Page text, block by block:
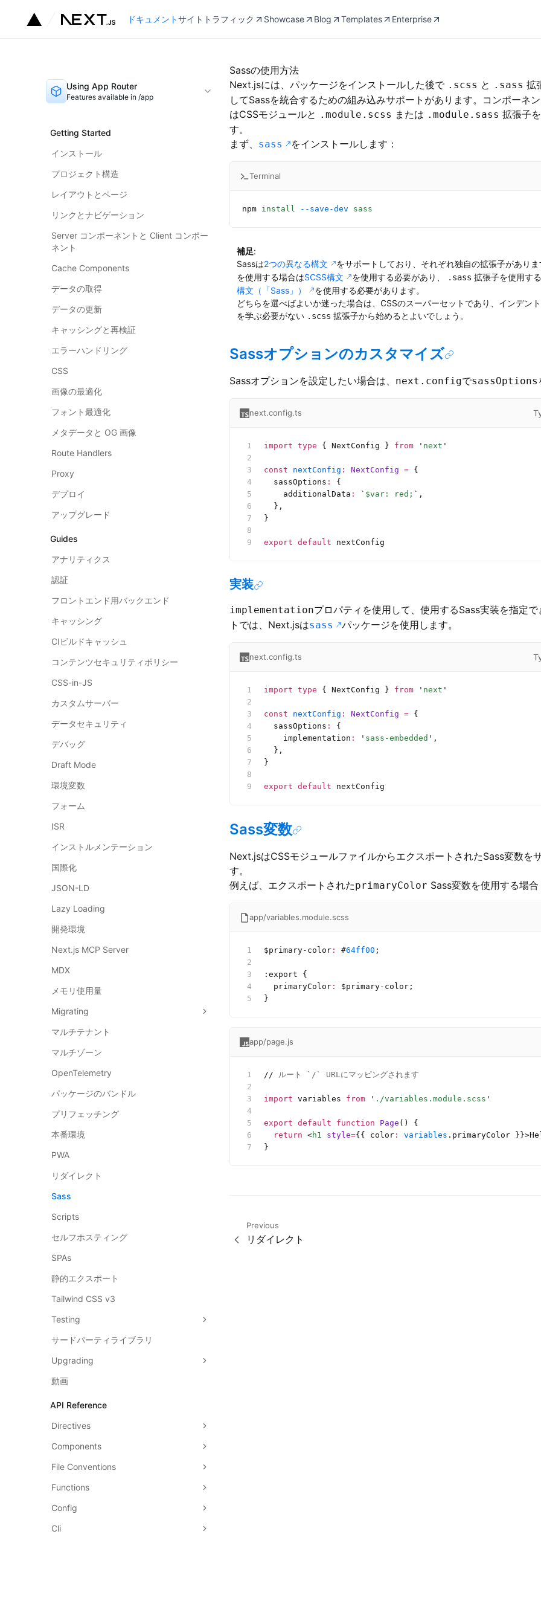
ドキュメントサイトトラフィック Showcase Blog Templates Enterprise
Using App Router
Features available in /app
Getting Started
インストール
プロジェクト構造
レイアウトとページ
リンクとナビゲーション
Server コンポーネントと Client コンポー
ネント
Cache Components
データの取得
データの更新
キャッシングと再検証
エラーハンドリング
CSS
画像の最適化
フォント最適化
メタデータと OG 画像
Route Handlers
Proxy
デプロイ
アップグレード
Guides
アナリティクス
認証
フロントエンド用バックエンド
キャッシング
CIビルドキャッシュ
コンテンツセキュリティポリシー
CSS-in-JS
カスタムサーバー
データセキュリティ
デバッグ
Draft Mode
環境変数
フォーム
ISR
インストルメンテーション
国際化
JSON-LD
Lazy Loading
開発環境
Next.js MCP Server
MDX
メモリ使用量
Migrating
マルチテナント
マルチゾーン
OpenTelemetry
パッケージのバンドル
プリフェッチング
本番環境
PWA
リダイレクト
Sass
Scripts
セルフホスティング
SPAs
静的エクスポート
Tailwind CSS v3
Testing
サードパーティライブラリ
Upgrading
動画
API Reference
Directives
Components
File Conventions
Functions
Config
Cli
Sassの使用方法
Next.jsには、パッケージをインストールした後で .scss と .sass 拡
してSassを統合するための組み込みサポートがあります。コンポーネ
はCSSモジュールと .module.scss または .module.sass 拡張子
す。
まず、 sass をインストールします：
Terminal
npm install --save-dev sass
補足:
Sassは2つの異なる構文 をサポートしており、それぞれ独自の拡張子がありま
を使用する場合はSCSS構文 を使用する必要があり、 .sass 拡張子を使用す
構文（「Sass」）
を使用する必要があります。
どちらを選べばよいか迷った場合は、CSSのスーパーセットであり、インデント
を学ぶ必要がない .scss 拡張子から始めるとよいでしょう。
Sassオプションのカスタマイズ
Sassオプションを設定したい場合は、 next.configでsassOptions
next.config.ts
import type { NextConfig } from ' next '
const nextConfig : NextConfig = {
  sassOptions
:
{
    additionalData
: ` $var: red; ` ,
  },
}
export default nextConfig
実装
implementationプロパティを使用して、使用するSass実装を指定
トでは、Next.jsはsass パッケージを使用します。
next.config.ts
import type { NextConfig } from ' next '
const nextConfig : NextConfig = {
  sassOptions
:
{
    implementation
: ' sass-embedded ' ,
  },
}
export default nextConfig
Sass変数
Next.jsはCSSモジュールファイルからエクスポートされたSass変数を
す。
例えば、エクスポートされたprimaryColor Sass変数を使用する場合
app/variables.module.scss
$primary-color : #64ff00 ;
:export {
  primaryColor
:
$primary-color;
}
app/page.js
// ルート `/` URLにマッピングされます
import variables from ' ./variables.module.scss '
export default function Page () {
  return
<h1 style={{ color : variables .primaryColor
}
Previous
リダイレクト